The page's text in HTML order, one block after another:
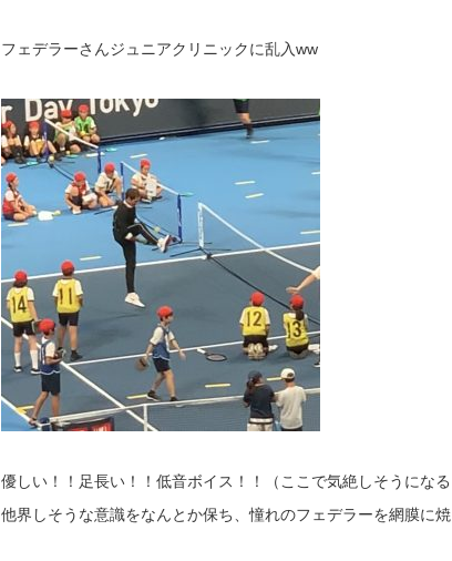
フェデラーさんジュニアクリニックに乱入ww
優しい！！足長い！！低音ボイス！！（ここで気絶しそうになる
他界しそうな意識をなんとか保ち、憧れのフェデラーを網膜に焼